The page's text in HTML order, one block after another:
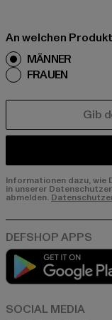
An welchen
MÄNNER
FRAUEN
Informationen dazu, wie
in unserer
abmelden.